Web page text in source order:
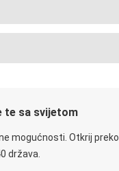
te sa svijetom
mogućnosti. Otkrij
država.